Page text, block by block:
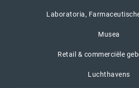
Laboratoria,
Musea
Retail & commerciële
Luchthavens